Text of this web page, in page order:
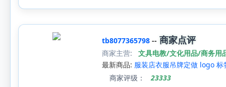
tb8077365798 -- 商家点评
商家主营:
文具电教/文化用品/商务用
最新商品: 服装店衣服吊牌定做 logo
商家评级：
23333